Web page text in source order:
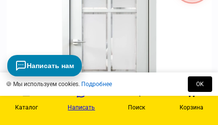
Каталог Написать Поиск Корзина
🍪 Мы используем cookies. Подробнее OK
Написать нам